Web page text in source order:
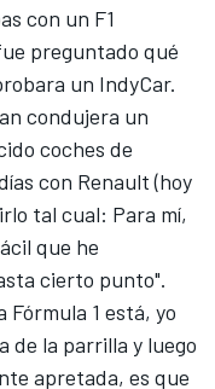
con un F1
preguntado qué
un IndyCar.
condujera un
coches de
con Renault (hoy
tal cual: Para mí,
que he
cierto punto".
Fórmula 1 está, yo
de la parrilla y luego
apretada, es que